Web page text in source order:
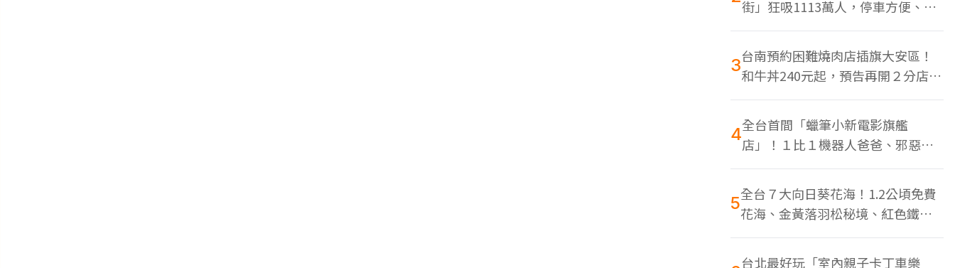
街」狂吸1113萬人，停車方便、特
色美食多
3台南預約困難燒肉店插旗大安區！
和牛丼240元起，預告再開２分店、
地點曝光
4全台首間「蠟筆小新電影旗艦
店」！１比１機器人爸爸、邪惡正
男，百款周邊買翻
5全台７大向日葵花海！1.2公頃免費
花海、金黃落羽松秘境、紅色鐵橋
同框
台北最好玩「室內親子卡丁車樂